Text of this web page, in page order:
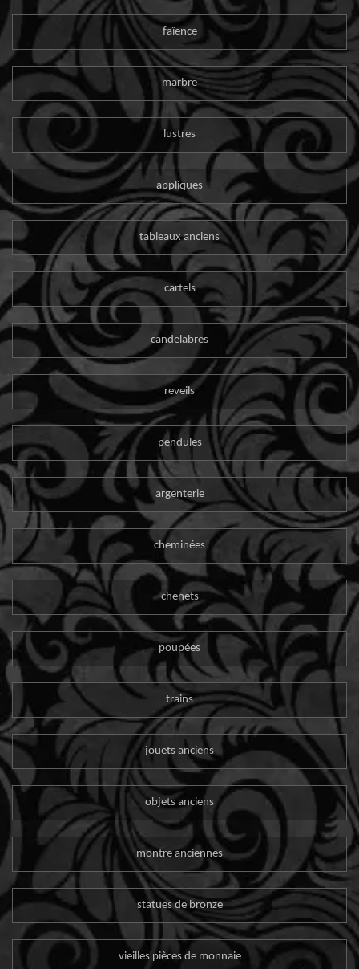
faïence
marbre
lustres
appliques
tableaux anciens
cartels
candelabres
reveils
pendules
argenterie
cheminées
chenets
poupées
trains
jouets anciens
objets anciens
montre anciennes
statues de bronze
vieilles pièces de monnaie